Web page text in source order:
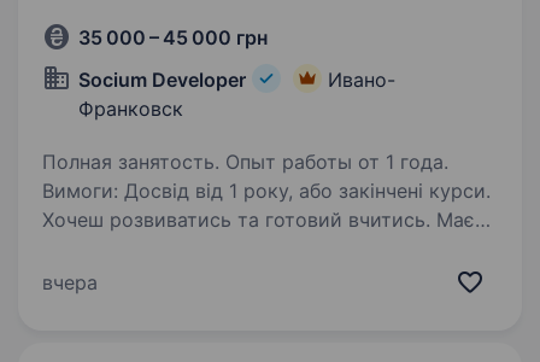
35 000 – 45 000 грн
Socium Developer
Ивано-
Франковск
Полная занятость. Опыт работы от 1 года.
Вимоги: Досвід від 1 року, або закінчені курси.
Хочеш розвиватись та готовий вчитись. Маєш
формулювати думки, тримати структуру
вчера